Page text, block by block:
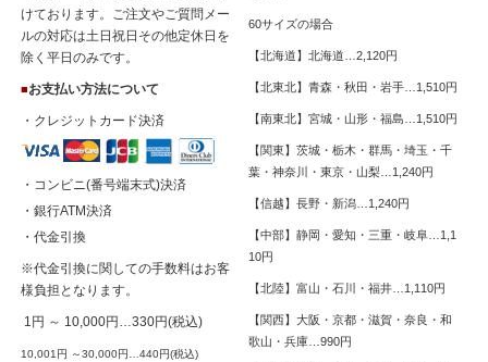
けております。ご注文やご質問メー
ルの対応は土日祝日その他定休日を
除く平日のみです。
■お支払い方法について
・クレジットカード決済
・コンビニ(番号端末式)決済
・銀行ATM決済
・代金引換
※代金引換に関しての手数料はお客
様負担となります。
1円 ～ 10,000円…330円(税込)
10,001円 ～30,000円…440円(税込)
60サイズの場合
【北海道】北海道…2,120円
【北東北】青森・秋田・岩手…1,510円
【南東北】宮城・山形・福島…1,510円
【関東】茨城・栃木・群馬・埼玉・千
葉・神奈川・東京・山梨…1,240円
【信越】長野・新潟…1,240円
【中部】静岡・愛知・三重・岐阜…1,1
10円
【北陸】富山・石川・福井…1,110円
【関西】大阪・京都・滋賀・奈良・和
歌山・兵庫…990円